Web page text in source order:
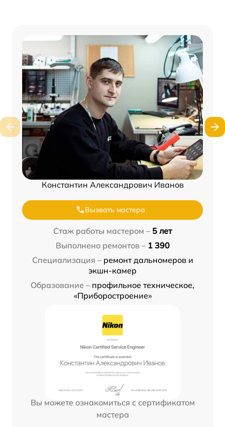
Константин Александрович Иванов
Вызвать мастера
Стаж работы мастером – 5 лет
Выполнено ремонтов – 1 390
Специализация – ремонт дальномеров и
экшн-камер
Образование – профильное техническое,
«Приборостроение»
Вы можете ознакомиться с сертификатом
мастера